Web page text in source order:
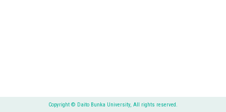
Copyright © Daito Bunka University, All rights reserved.